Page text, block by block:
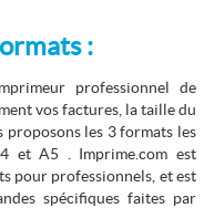
:
professionnel de
vos factures, la taille du
les 3 formats les
et A5 . Imprime.com est
pour professionnels, et est
spécifiques faites par